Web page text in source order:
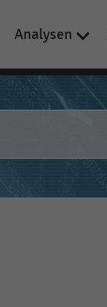
Analysen